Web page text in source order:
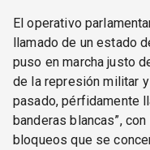
El operativo
llamado de un estado
puso en marcha justo
de la represión militar
pasado, pérfidamente
banderas blancas”,
bloqueos que se